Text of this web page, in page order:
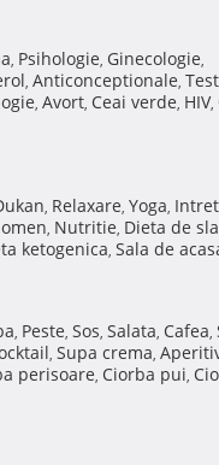
, Psihologie, Ginecologie,
, Anticonceptionale,
, Avort, Ceai verde, HIV,
, Relaxare, Yoga,
, Nutritie, Dieta de
ketogenica, Sala de
, Peste, Sos, Salata, Cafea,
, Supa crema,
perisoare, Ciorba pui,